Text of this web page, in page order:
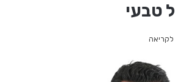
טבעי